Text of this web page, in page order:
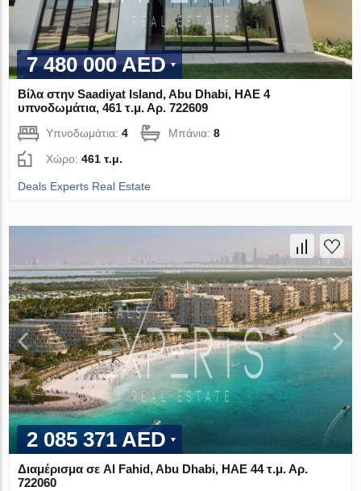
7 480 000 AED
Βίλα στην Saadiyat Island, Abu Dhabi, ΗΑΕ 4
υπνοδωμάτια, 461 τ.μ. Αρ. 722609
Υπνοδωμάτια:4 Μπάνια:8
Χώρο:461 τ.μ.
Deals Experts Real Estate
2 085 371 AED
Διαμέρισμα σε Al Fahid, Abu Dhabi, ΗΑΕ 44 τ.μ. Αρ.
722060